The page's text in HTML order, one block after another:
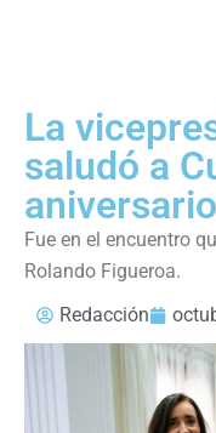
La
saludó a
aniversario
Fue en el encuentro
Rolando Figueroa.
Redacción